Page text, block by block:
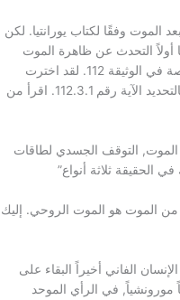
الموت وفقًا لكتاب يورانتيا. لكن
أولاً التحدث عن ظاهرة الموت
نفسها. الموت مذكور في كتاب يورانتيا، وخاصة في الوثيقة 112. لقد اخترت
مقطعًا من الوثيقة 112، من الفصل الثالث، بالتحديد الآية رقم 112.3.1. اقرأ من
الموت, التوقف الجسدي لطاقات
الحقيقة ثلاثة أنواع”
من الموت هو الموت الروحي. إليك
الفاني أخيراً البقاء على
مورونشياً, في الرأي الموحد